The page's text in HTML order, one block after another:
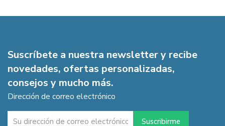
Suscríbete a nuestra newsletter y recibe
novedades, ofertas personalizadas,
consejos y mucho más.
Dirección de correo electrónico